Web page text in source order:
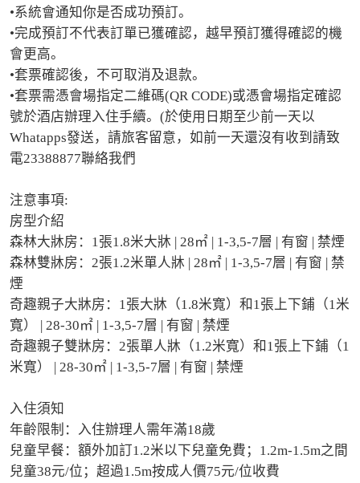
•系統會通知你是否成功預訂。
•完成預訂不代表訂單已獲確認，越早預訂獲得確認的機
會更高。
•套票確認後，不可取消及退款。
•套票需憑會場指定二維碼(QR CODE)或憑會場指定確認
號於酒店辦理入住手續。(於使用日期至少前一天以
Whatapps發送，請旅客留意，如前一天還沒有收到請致
電23388877聯絡我們
注意事項:
房型介紹
森林大牀房：1張1.8米大牀 | 28㎡ | 1-3,5-7層 | 有窗 | 禁煙
森林雙牀房：2張1.2米單人牀 | 28㎡ | 1-3,5-7層 | 有窗 | 禁
煙
奇趣親子大牀房：1張大牀（1.8米寬）和1張上下鋪（1米
寬） | 28-30㎡ | 1-3,5-7層 | 有窗 | 禁煙
奇趣親子雙牀房：2張單人牀（1.2米寬）和1張上下鋪（1
米寬） | 28-30㎡ | 1-3,5-7層 | 有窗 | 禁煙
入住須知
年齡限制：入住辦理人需年滿18歲
兒童早餐：額外加訂1.2米以下兒童免費；1.2m-1.5m之間
兒童38元/位；超過1.5m按成人價75元/位收費